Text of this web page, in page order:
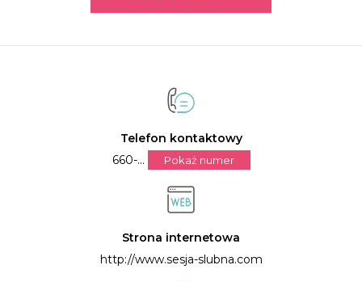
Telefon kontaktowy
660-...
Pokaż numer
Strona internetowa
http://www.sesja-slubna.com